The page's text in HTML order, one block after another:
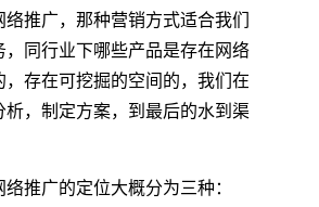
推广，那种营销方式适合我们
，同行业下哪些产品是存在网络
，存在可挖掘的空间的，我们在
析，制定方案，到最后的水到渠
推广的定位大概分为三种：